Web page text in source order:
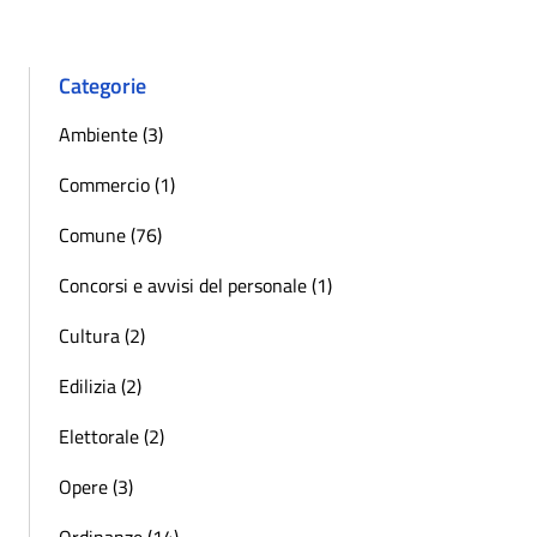
Categorie
Ambiente (3)
Commercio (1)
Comune (76)
Concorsi e avvisi del personale (1)
Cultura (2)
Edilizia (2)
Elettorale (2)
Opere (3)